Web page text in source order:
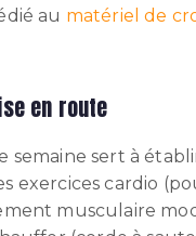
au matériel de
en route
semaine sert à
exercices cardio
musculaire